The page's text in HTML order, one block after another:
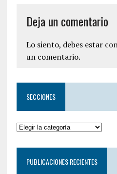
Deja un comentario
Lo siento, debes estar
un comentario.
SECCIONES
PUBLICACIONES RECIENTES